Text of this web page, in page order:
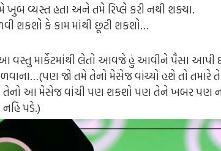
ખુબ વ્યસ્ત હતા અને તમે રિપ્લે કરી નથી શક્યા.
શકશો કે કામ માંથી છૂટી શકશો…
વસ્તુ માર્કેટમાંથી લેતો આવજે હું આવીને પૈસા
જો તમે તેનો મેસેજ વાંચ્યો હશે તો તમારે
તેનો આ મેસેજ વાંચી પણ શકશો પણ તેને ખબર પણ
પડે.)